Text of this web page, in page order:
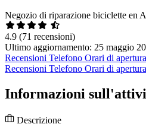
Negozio di riparazione biciclette en
4.9 (71 recensioni)
Ultimo aggiornamento: 25 maggio
Recensioni Telefono Orari di apertura
Recensioni Telefono Orari di apertura
Informazioni
Descrizione